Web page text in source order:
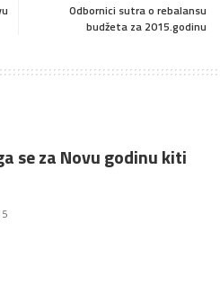
Odbornici sutra o rebalansu
budžeta za 2015.godinu
se za Novu godinu kiti